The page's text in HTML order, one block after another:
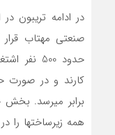
در ادامه تریبون
حدود
کارند و در صورت
برابر میرسد.
همه زیرساختها را